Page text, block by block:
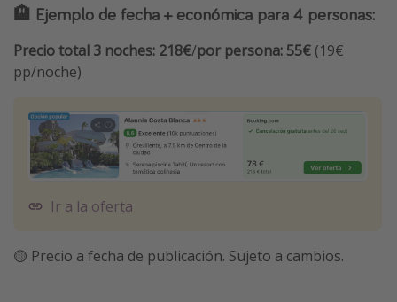
🏨 Ejemplo de fecha + económica para 4 personas:
Precio total 3 noches: 218€/por persona: 55€ (19€
pp/noche)
Ir a la oferta
🟡 Precio a fecha de publicación. Sujeto a cambios.